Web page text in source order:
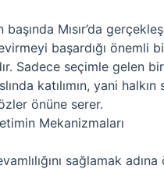
Mısır’da
başardığı önemli
Sadece seçimle gelen
katılımın, yani halkın
önüne serer.
Mekanizmaları
sağlamak